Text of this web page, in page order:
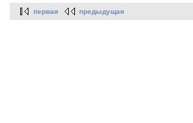
первая предыдущая